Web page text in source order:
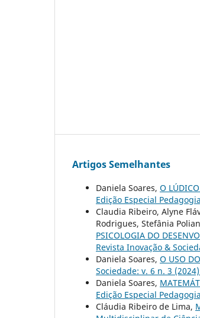
Artigos Semelhantes
Daniela Soares, O
Edição Especial
Claudia Ribeiro, Alyne
Rodrigues, Stefânia
PSICOLOGIA DO
Revista Inovação &
Daniela Soares, O USO
Sociedade: v. 6 n. 3
Daniela Soares,
Edição Especial
Cláudia Ribeiro de Lima,